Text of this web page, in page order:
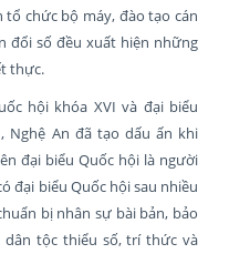
tổ chức bộ máy, đào tạo cán
đổi số đều xuất hiện những
thực.
hội khóa XVI và đại biểu
Nghệ An đã tạo dấu ấn khi
đại biểu Quốc hội là người
đại biểu Quốc hội sau nhiều
bị nhân sự bài bản, bảo
dân tộc thiểu số, trí thức và